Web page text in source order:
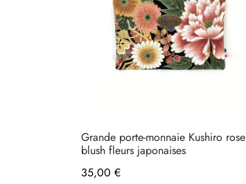
Grande porte-monnaie Kushiro rose
blush fleurs japonaises
35,00 €